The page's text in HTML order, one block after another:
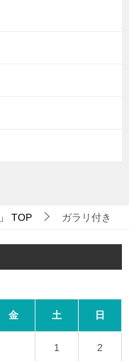
TOP ガラリ付き
金 土 日
1 2